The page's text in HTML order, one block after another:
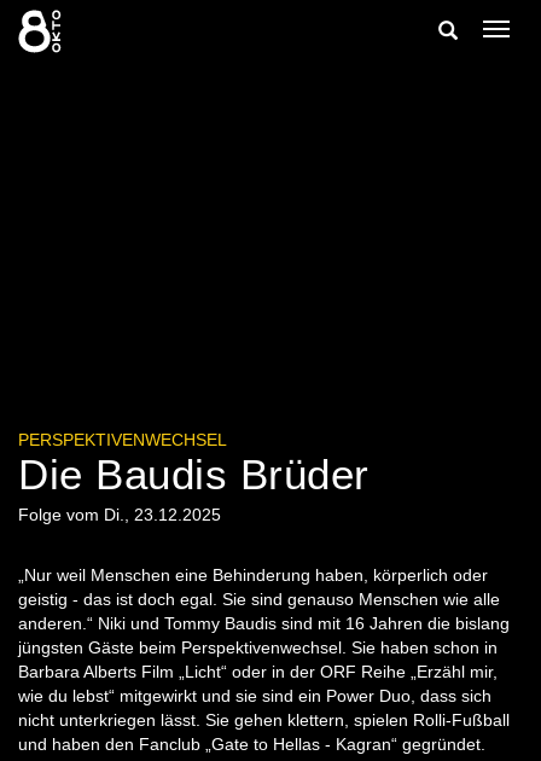
Zum
Inhalt
springen
Suche
PERSPEKTIVENWECHSEL
Die Baudis Brüder
Folge vom Di., 23.12.2025
„Nur weil Menschen eine Behinderung haben, körperlich oder
geistig - das ist doch egal. Sie sind genauso Menschen wie alle
anderen.“ Niki und Tommy Baudis sind mit 16 Jahren die bislang
jüngsten Gäste beim Perspektivenwechsel. Sie haben schon in
Barbara Alberts Film „Licht“ oder in der ORF Reihe „Erzähl mir,
wie du lebst“ mitgewirkt und sie sind ein Power Duo, dass sich
nicht unterkriegen lässt. Sie gehen klettern, spielen Rolli-Fußball
und haben den Fanclub „Gate to Hellas - Kagran“ gegründet.